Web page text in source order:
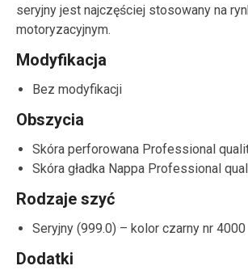
seryjny jest najczęściej stosowany na
motoryzacyjnym.
Modyfikacja
Bez modyfikacji
Obszycia
Skóra perforowana Professional
Skóra gładka Nappa Professional
Rodzaje szyć
Seryjny (999.0) – kolor czarny nr 4000
Dodatki